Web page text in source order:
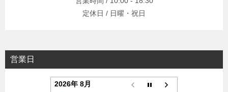
定休日 / 日曜・祝日
営業日
2026年 8月